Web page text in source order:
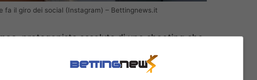
fa il giro dei social (Instagram) – Bettingnews.it
, protagonista assoluta di uno shooting che
nella mente del popolo dei social. Lo
carnose leggermente dischiuse,